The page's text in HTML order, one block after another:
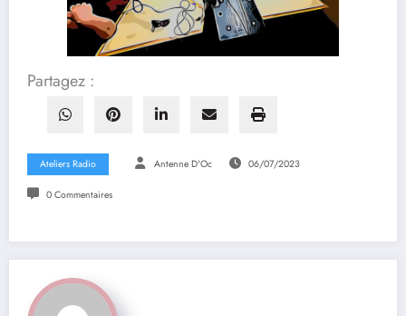
Partagez :
Ateliers Radio Antenne D'Oc 06/07/2023
0 Commentaires